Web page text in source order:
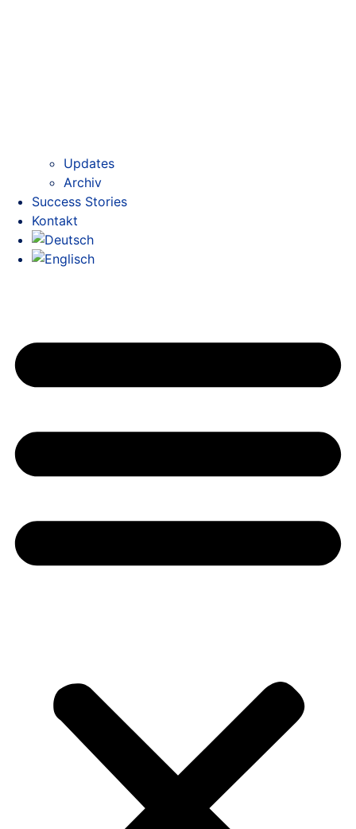
Updates
Archiv
Success Stories
Kontakt